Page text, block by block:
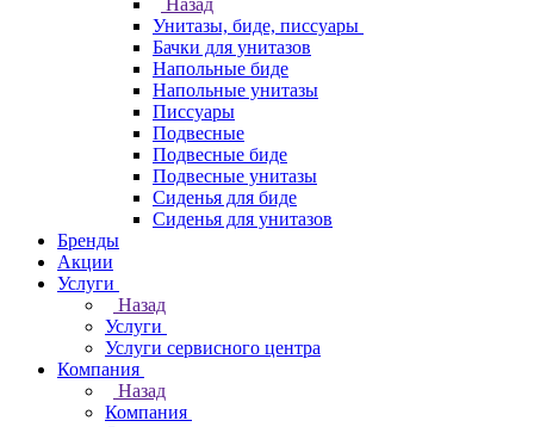
Назад
Унитазы, биде, писсуары
Бачки для унитазов
Напольные биде
Напольные унитазы
Писсуары
Подвесные
Подвесные биде
Подвесные унитазы
Сиденья для биде
Сиденья для унитазов
Бренды
Акции
Услуги
Назад
Услуги
Услуги сервисного центра
Компания
Назад
Компания